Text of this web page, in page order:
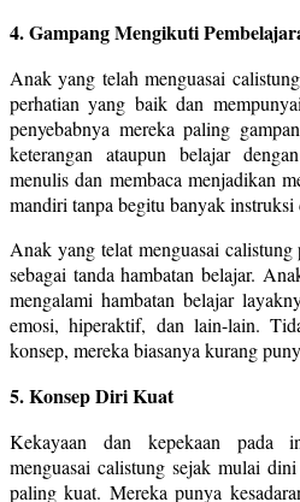
4. Gampang Mengikuti
Anak yang telah menguasai
perhatian yang baik dan
penyebabnya mereka paling
keterangan ataupun belajar
menulis dan membaca menjadikan
mandiri tanpa begitu banyak
Anak yang telat menguasai
sebagai tanda hambatan belajar.
mengalami hambatan belajar
emosi, hiperaktif, dan lain-lain.
konsep, mereka biasanya kurang
5. Konsep Diri Kuat
Kekayaan dan kepekaan pada
menguasai calistung sejak mulai
paling kuat. Mereka punya